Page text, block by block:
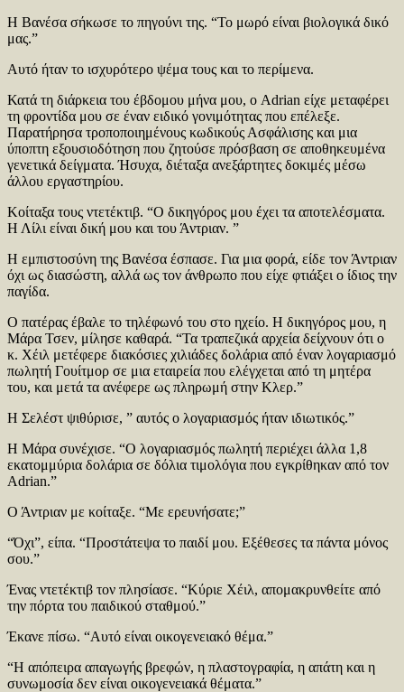
Η Βανέσα σήκωσε το πηγούνι της. “Το μωρό είναι βιολογικά δικό
μας.”
Αυτό ήταν το ισχυρότερο ψέμα τους και το περίμενα.
Κατά τη διάρκεια του έβδομου μήνα μου, ο Adrian είχε μεταφέρει
τη φροντίδα μου σε έναν ειδικό γονιμότητας που επέλεξε.
Παρατήρησα τροποποιημένους κωδικούς Ασφάλισης και μια
ύποπτη εξουσιοδότηση που ζητούσε πρόσβαση σε αποθηκευμένα
γενετικά δείγματα. Ήσυχα, διέταξα ανεξάρτητες δοκιμές μέσω
άλλου εργαστηρίου.
Κοίταξα τους ντετέκτιβ. “Ο δικηγόρος μου έχει τα αποτελέσματα.
Η Λίλι είναι δική μου και του Άντριαν. ”
Η εμπιστοσύνη της Βανέσα έσπασε. Για μια φορά, είδε τον Άντριαν
όχι ως διασώστη, αλλά ως τον άνθρωπο που είχε φτιάξει ο ίδιος την
παγίδα.
Ο πατέρας έβαλε το τηλέφωνό του στο ηχείο. Η δικηγόρος μου, η
Μάρα Τσεν, μίλησε καθαρά. “Τα τραπεζικά αρχεία δείχνουν ότι ο
κ. Χέιλ μετέφερε διακόσιες χιλιάδες δολάρια από έναν λογαριασμό
πωλητή Γουίτμορ σε μια εταιρεία που ελέγχεται από τη μητέρα
του, και μετά τα ανέφερε ως πληρωμή στην Κλερ.”
Η Σελέστ ψιθύρισε, ” αυτός ο λογαριασμός ήταν ιδιωτικός.”
Η Μάρα συνέχισε. “Ο λογαριασμός πωλητή περιέχει άλλα 1,8
εκατομμύρια δολάρια σε δόλια τιμολόγια που εγκρίθηκαν από τον
Adrian.”
Ο Άντριαν με κοίταξε. “Με ερευνήσατε;”
“Όχι”, είπα. “Προστάτεψα το παιδί μου. Εξέθεσες τα πάντα μόνος
σου.”
Ένας ντετέκτιβ τον πλησίασε. “Κύριε Χέιλ, απομακρυνθείτε από
την πόρτα του παιδικού σταθμού.”
Έκανε πίσω. “Αυτό είναι οικογενειακό θέμα.”
“Η απόπειρα απαγωγής βρεφών, η πλαστογραφία, η απάτη και η
συνωμοσία δεν είναι οικογενειακά θέματα.”